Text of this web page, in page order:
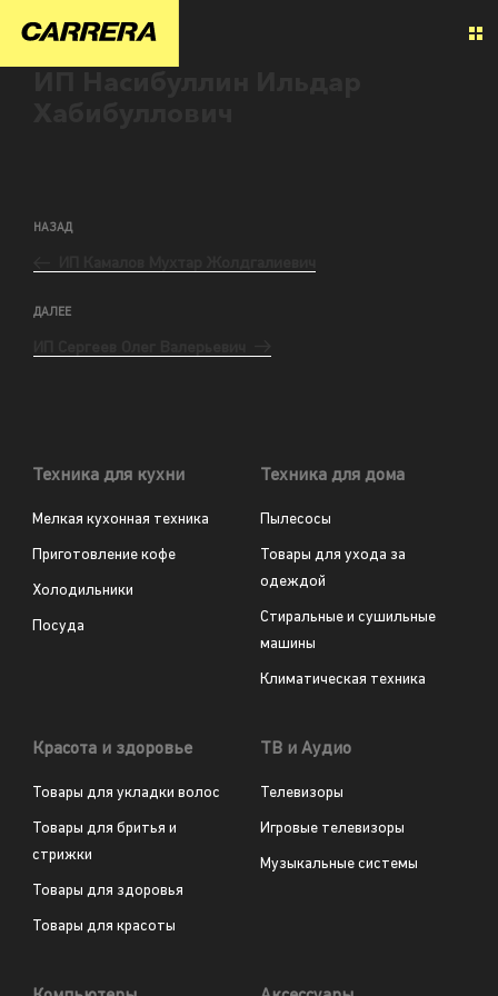
НАЗАД
ДАЛЕЕ
Техника для кухни
Мелкая кухонная техника
Приготовление кофе
Холодильники
Посуда
Техника для дома
Пылесосы
Товары для ухода за
одеждой
Стиральные и сушильные
машины
Климатическая техника
Красота и здоровье
Товары для укладки волос
Товары для бритья и
стрижки
Товары для здоровья
Товары для красоты
ТВ и Аудио
Телевизоры
Игровые телевизоры
Музыкальные системы